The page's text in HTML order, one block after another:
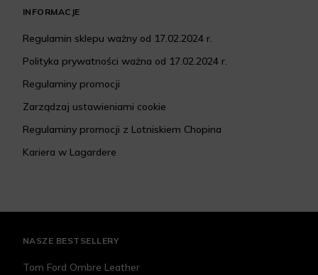
INFORMACJE
Regulamin sklepu ważny od 17.02.2024 r.
Polityka prywatności ważna od 17.02.2024 r.
Regulaminy promocji
Zarządzaj ustawieniami cookie
Regulaminy promocji z Lotniskiem Chopina
Kariera w Lagardere
NASZE BESTSELLERY
Tom Ford Ombre Leather